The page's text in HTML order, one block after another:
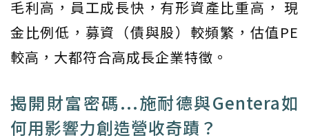
毛利高，員工成長快，有形資產比重高， 現
金比例低，募資（債與股）較頻繁，估值PE
較高，大都符合高成長企業特徵。
揭開財富密碼...施耐德與Gentera如
何用影響力創造營收奇蹟？